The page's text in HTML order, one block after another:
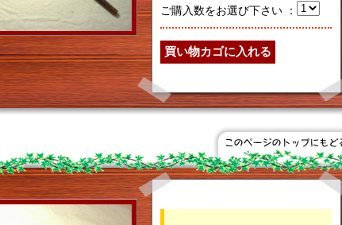
ご購入数をお選び下さい ：